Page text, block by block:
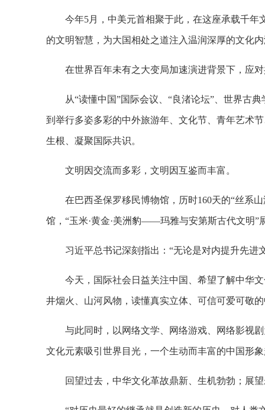
今年5月，中美元首相聚于此，在这座承载千年
的文明智慧，为大国相处之道注入温润深厚的文化
在世界百年未有之大变局加速演进背景下，应
从“读懂中国”国际会议、“良渚论坛”、世界古
到举行多姿多彩的中外旅游年、文化节、青年艺术
生根、凝聚国际共识。
文明因交流而多彩，文明因互鉴而丰富。
在巴西圣保罗移民博物馆，历时160天的“丝系
馆，“玉米·黄金·美洲豹——玛雅与安第斯古代文明”
习近平总书记深刻指出：“无论是对内提升先
今天，国际社会日益关注中国、希望了解中华
井烟火、山河风物，读懂真实立体、可信可爱可敬
与此同时，以网络文学、网络游戏、网络影视
文化元素吸引世界目光，一个生动而丰富的中国形
回望过去，中华文化革故鼎新、生机勃勃；展